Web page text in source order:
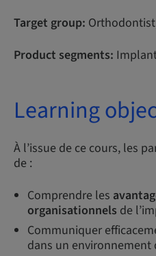
Target group:
Product segments:
Learning
À l’issue de ce cours, les
de :
Comprendre les
organisationnels de
Communiquer
dans un environnement